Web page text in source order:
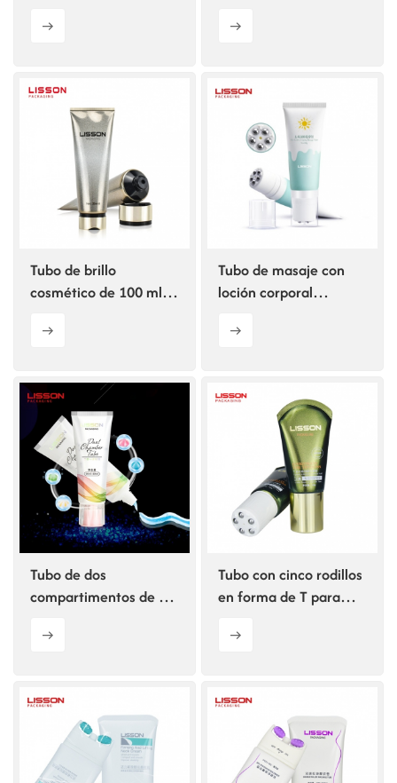
de la piel con tapa
cerámica.
Tubo de brillo
cosmético de 100 ml,
tapa de disco.
Tubo de masaje con
loción corporal
100 ml con cinco
Tubo de dos
compartimentos de 60
corporal
Tubo con cinco rodillos
en forma de T para